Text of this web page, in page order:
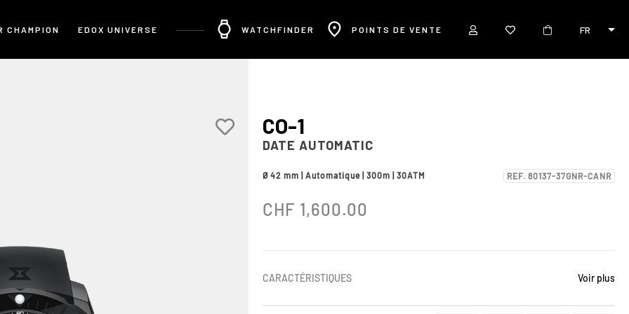
CHAMPION EDOX UNIVERSE WATCHFINDER POINTS DE VENTE FR
CO-1
DATE AUTOMATIC
Ø 42 mm | Automatique | 300m | 30ATM REF. 80137-37GNR-CANR
CHF 1,600.00
CARACTÉRISTIQUES Voir plus